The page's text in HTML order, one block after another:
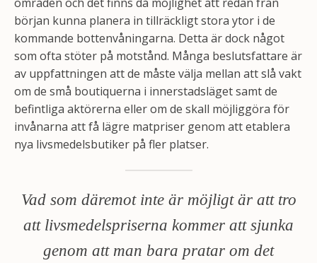
början kunna planera in tillräckligt stora ytor i de
kommande bottenvåningarna. Detta är dock något
som ofta stöter på motstånd. Många beslutsfattare är
av uppfattningen att de måste välja mellan att slå vakt
om de små boutiquerna i innerstadsläget samt de
befintliga aktörerna eller om de skall möjliggöra för
invånarna att få lägre matpriser genom att etablera
nya livsmedelsbutiker på fler platser.
Vad som däremot inte är möjligt är att tro
att livsmedelspriserna kommer att sjunka
genom att man bara pratar om det